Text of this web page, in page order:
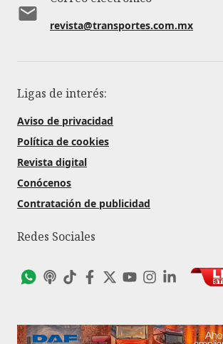
revista@transportes.com.mx
Ligas de interés:
Aviso de privacidad
Política de cookies
Revista digital
Conócenos
Contratación de publicidad
Redes Sociales